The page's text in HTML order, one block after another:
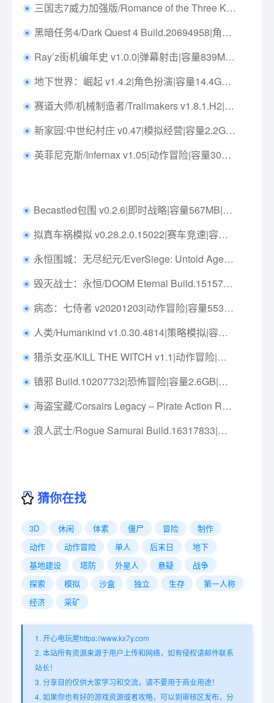
三国志7威力加强版/Romance of the Three Kingdoms VII with Power Up Kit Build.2278666|策略战棋|容量345MB|免安装绿色中文版|支持键盘.鼠标
黑暗任务4/Dark Quest 4 Build.20694958|角色扮演|容量2.5G|免安装绿色中文版|支持键盘.鼠标.手柄
Ray’z街机编年史 v1.0.0|弹幕射击|容量839MB|免安装绿色中文版|支持键盘.鼠标.手柄
地下世界：崛起 v1.4.2|角色扮演|容量14.4GB|免安装绿色中文版|支持键盘.鼠标
赛道大师/机械制造者/Trailmakers v1.8.1.H2|赛车竞速|容量6.3GB|免安装绿色中文版|支持键盘.鼠标.手柄
新家园:中世纪村庄 v0.47|模拟经营|容量2.2GB|免安装绿色中文版|支持键盘.鼠标
英菲尼克斯/Infernax v1.05|动作冒险|容量307MB|免安装绿色中文版|支持键盘.鼠标.手柄
Becastled包围 v0.2.6|即时战略|容量567MB|免安装绿色汉化版|支持键盘.鼠标
拟真车祸模拟 v0.28.2.0.15022|赛车竞速|容量43.5GB|免安装绿色中文版|支持键盘.鼠标.手柄
永恒围城：无尽纪元/EverSiege: Untold Ages Build.23213874|策略战棋|容量10.5GB|免安装绿色中文版|支持键盘.鼠标
毁灭战士：永恒/DOOM Eternal Build.15157275|射击动作|容量89.1GB|免安装绿色中文版|支持键盘.鼠标.手柄
病态：七侍者 v20201203|动作冒险|容量553MB|中文免安装|支持键盘.鼠标.手柄
人类/Humankind v1.0.30.4814|策略模拟|容量35.8GB|免安装绿色中文版|支持键盘.鼠标.手柄
猎杀女巫/KILL THE WITCH v1.1|动作冒险|容量519MB|免安装绿色中文版|支持键盘.鼠标.手柄
镇邪 Build.10207732|恐怖冒险|容量2.6GB|免安装绿色中文版|支持键盘.鼠标
海盗宝藏/Corsairs Legacy – Pirate Action RPG & Sea Battles v0.2946|角色扮演|容量27.3GB|免安装绿色中文版|支持键盘.鼠标.手柄
浪人武士/Rogue Samurai Build.16317833|动作冒险|容量3.4GB|免安装绿色中文版|支持键盘.鼠标.手柄
猜你在找
3D 休闲 体素 僵尸 冒险
制作
动作
动作冒险 单人 后末日
地下
基地建设
塔防 外星人 悬疑
战争
探索
模拟 沙盒 独立 生存
第一人称
经济
采矿
1. 开心电玩屋https://www.kx7y.com
2. 本站所有资源来源于用户上传和网络，如有侵权请邮件联系
站长！
3. 分享目的仅供大家学习和交流，请不要用于商业用途！
4. 如果你也有好的游戏资源或者攻略，可以到审核区发布，分